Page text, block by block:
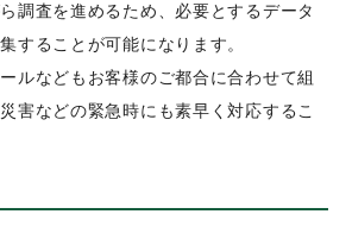
調査を進めるため、必要とするデータ
することが可能になります。
ルなどもお客様のご都合に合わせて組
害などの緊急時にも素早く対応するこ